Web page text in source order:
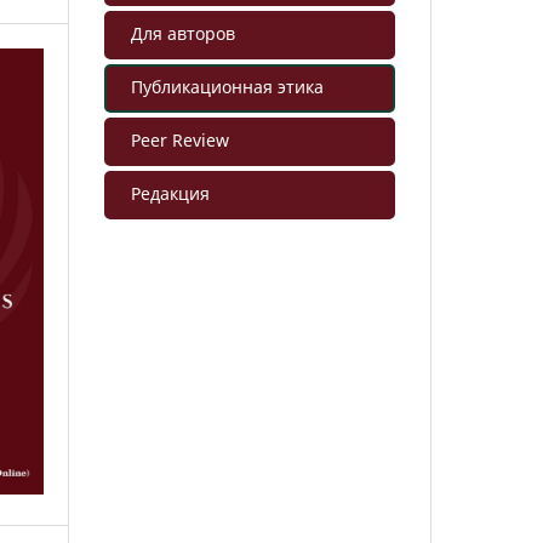
Для авторов
Публикационная этика
Peer Review
Редакция